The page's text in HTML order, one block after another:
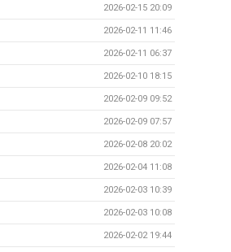
2026-02-15 20:09
2026-02-11 11:46
2026-02-11 06:37
2026-02-10 18:15
2026-02-09 09:52
2026-02-09 07:57
2026-02-08 20:02
2026-02-04 11:08
2026-02-03 10:39
2026-02-03 10:08
2026-02-02 19:44